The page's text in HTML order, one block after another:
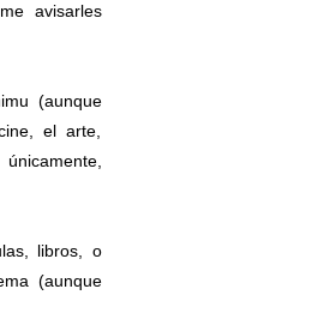
avisarles
(aunque
el arte,
libros, o
(aunque